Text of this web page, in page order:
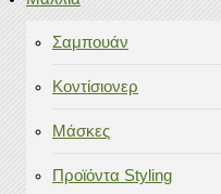
Σαμπουάν
Κοντίσιονερ
Μάσκες
Προϊόντα Styling